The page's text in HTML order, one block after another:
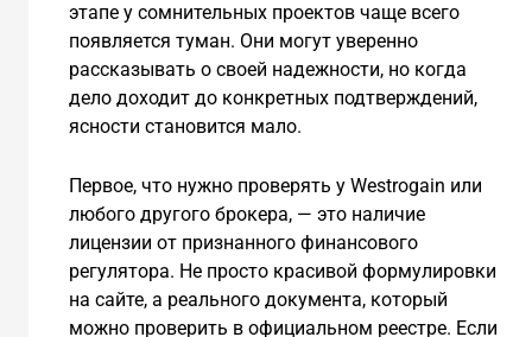
этапе у сомнительных проектов чаще всего
появляется туман. Они могут уверенно
рассказывать о своей надежности, но когда
дело доходит до конкретных подтверждений,
ясности становится мало.
Первое, что нужно проверять у Westrogain или
любого другого брокера, — это наличие
лицензии от признанного финансового
регулятора. Не просто красивой формулировки
на сайте, а реального документа, который
можно проверить в официальном реестре. Если